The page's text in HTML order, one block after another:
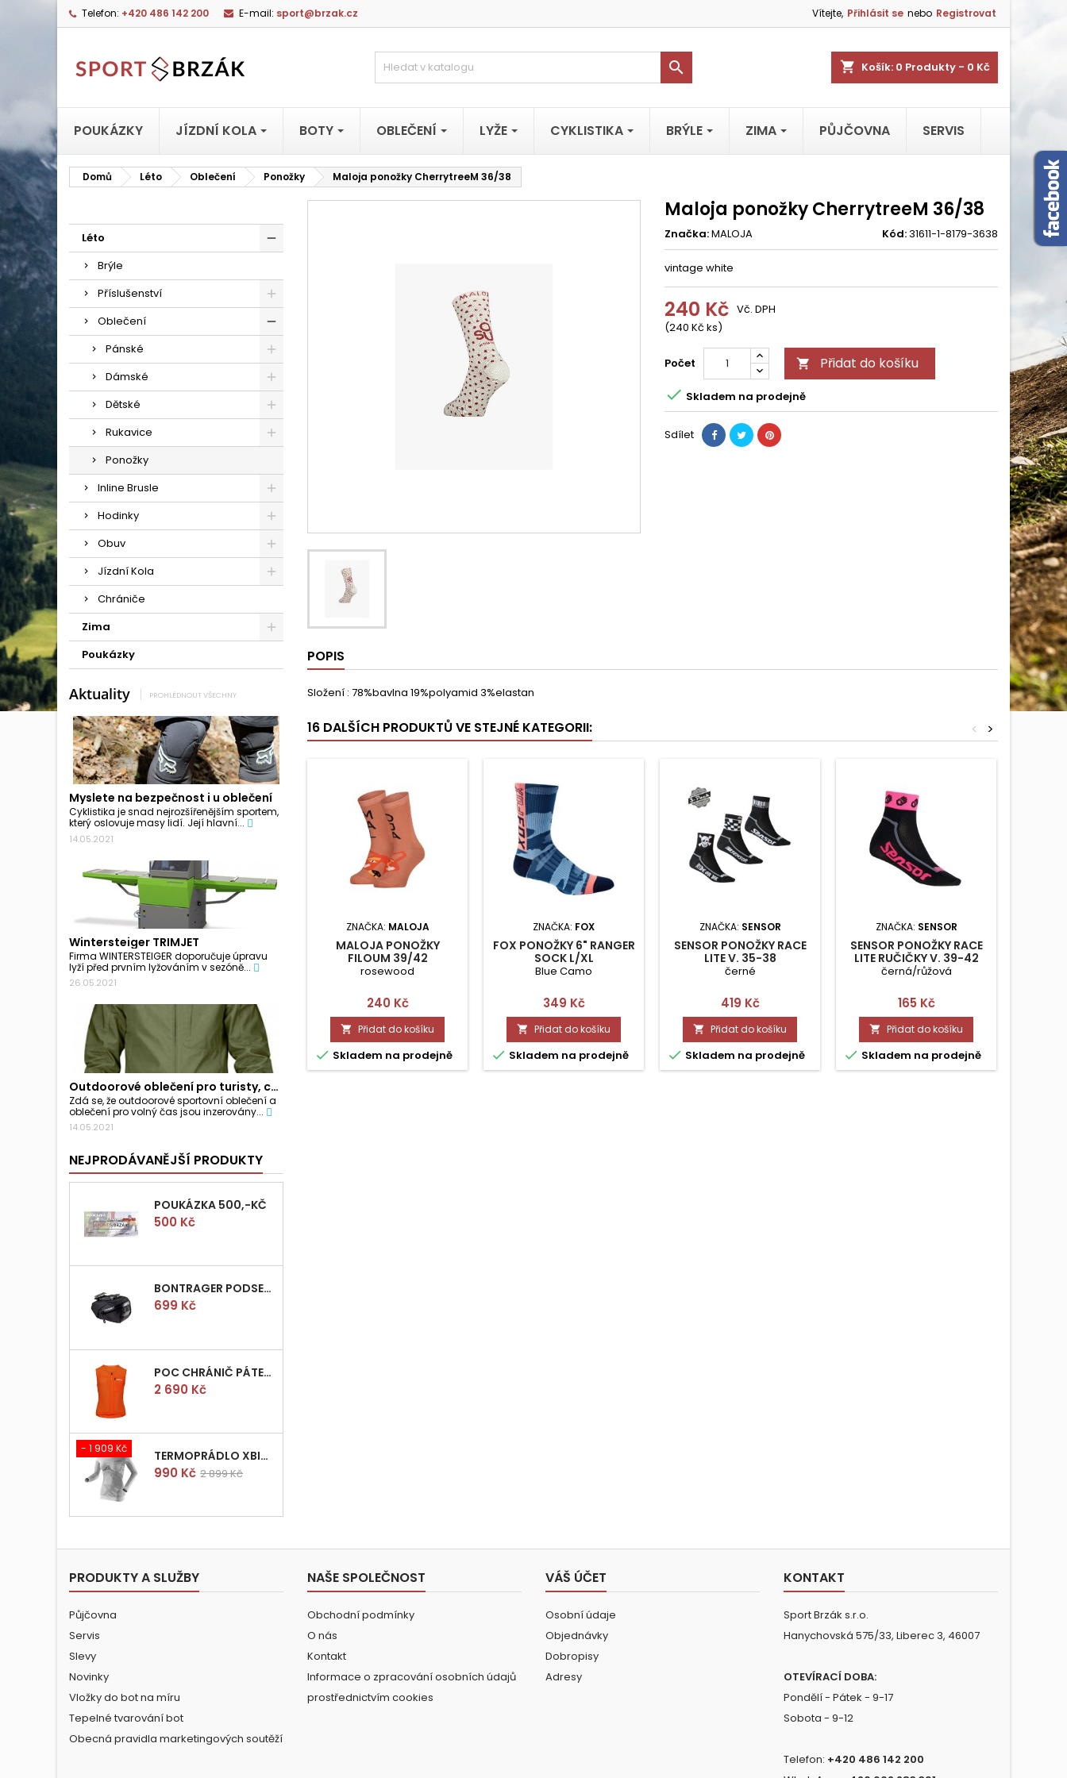
Telefon: +420 486 142 200 E-mail: sport@brzak.cz Vítejte, Přihlásit se nebo Registrovat
shopping_cart Košík: 0 Produkty - 0 Kč

POUKÁZKY JÍZDNÍ KOLA BOTY OBLEČENÍ LYŽE CYKLISTIKA BRÝLE ZIMA PŮJČOVNA SERVIS
Domů Léto Oblečení Ponožky Maloja ponožky CherrytreeM 36/38
Léto
Brýle
Příslušenství
Oblečení
Pánské
Dámské
Dětské
Rukavice
Ponožky
Inline Brusle
Hodinky
Obuv
Jízdní Kola
Chrániče
Zima
Poukázky
Aktuality PROHLÉDNOUT VŠECHNY
Myslete na bezpečnost i u oblečení
Cyklistika je snad nejrozšířenějším sportem,
který oslovuje masy lidí. Její hlavní...
14.05.2021
Wintersteiger TRIMJET
Firma WINTERSTEIGER doporučuje úpravu
lyží před prvním lyžováním v sezóně...
26.05.2021
Outdoorové oblečení pro turisty, cyklisty a...
Zdá se, že outdoorové sportovní oblečení a
oblečení pro volný čas jsou inzerovány...
14.05.2021
NEJPRODÁVANĚJŠÍ PRODUKTY
POUKÁZKA 500,-KČ
Cena
500 Kč
BONTRAGER PODSEDLOVÁ BRAŠNIČKA PRO QUICK S
Cena
699 Kč
POC CHRÁNIČ PÁTEŘE POCITO VPD AIR VEST VEL.M
Cena
2 690 Kč
- 1 909 Kč TERMOPRÁDLO XBIONIC RADIACTOR WOMAN SHIRT LONGS L/XL
Cena
990 Kč Běžná
2 899 Kč
Maloja ponožky CherrytreeM 36/38
Značka:MALOJA Kód:31611-1-8179-3638
vintage white
240 Kč
(240 Kč ks)
Vč. DPH
Počet  Přidat do košíku
 Skladem na prodejně
Sdílet
POPIS
Složení : 78%bavlna 19%polyamid 3%elastan
16 DALŠÍCH PRODUKTŮ VE STEJNÉ KATEGORII: >
<
ZNAČKA: MALOJA
MALOJA PONOŽKY
FILOUM 39/42
rosewood
Cena
240 Kč
 Přidat do košíku
 Skladem na prodejně
ZNAČKA: FOX
FOX PONOŽKY 6" RANGER
SOCK L/XL
Blue Camo
Cena
349 Kč
 Přidat do košíku
 Skladem na prodejně
ZNAČKA: SENSOR
SENSOR PONOŽKY RACE
LITE V. 35-38
černé
Cena
419 Kč
 Přidat do košíku
 Skladem na prodejně
ZNAČKA: SENSOR
SENSOR PONOŽKY RACE
LITE RUČIČKY V. 39-42
černá/růžová
Cena
165 Kč
 Přidat do košíku
 Skladem na prodejně
PRODUKTY A SLUŽBY
Půjčovna
Servis
Slevy
Novinky
Vložky do bot na míru
Tepelné tvarování bot
Obecná pravidla marketingových soutěží
NAŠE SPOLEČNOST
Obchodní podmínky
O nás
Kontakt
Informace o zpracování osobních údajů
prostřednictvím cookies
VÁŠ ÚČET
Osobní údaje
Objednávky
Dobropisy
Adresy
KONTAKT
Sport Brzák s.r.o.
Hanychovská 575/33, Liberec 3, 46007
OTEVÍRACÍ DOBA:
Pondělí - Pátek - 9-17
Sobota - 9-12
Telefon: +420 486 142 200